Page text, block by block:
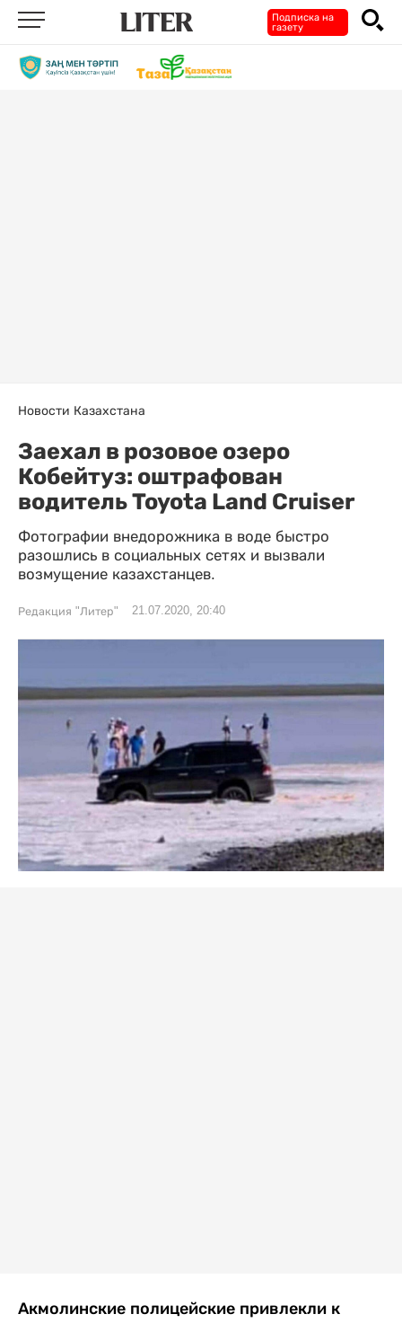
Подписка на
газету
Новости Казахстана
Заехал в розовое озеро
Кобейтуз: оштрафован
водитель Toyota Land Cruiser
Фотографии внедорожника в воде быстро
разошлись в социальных сетях и вызвали
возмущение казахстанцев.
Редакция "Литер" 21.07.2020, 20:40
Акмолинские полицейские привлекли к